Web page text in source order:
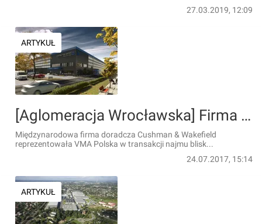
27.03.2019, 12:09
ARTYKUŁ
[Aglomeracja Wrocławska] Firma elektrotechniczna wprowadza się do Hillwood Park Wrocław
Międzynarodowa firma doradcza Cushman & Wakefield
reprezentowała VMA Polska w transakcji najmu blisk...
24.07.2017, 15:14
ARTYKUŁ